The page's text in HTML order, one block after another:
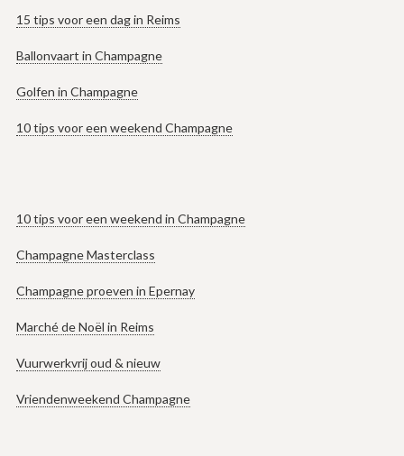
15 tips voor een dag in Reims
Ballonvaart in Champagne
Golfen in Champagne
10 tips voor een weekend Champagne
10 tips voor een weekend in Champagne
Champagne Masterclass
Champagne proeven in Epernay
Marché de Noël in Reims
Vuurwerkvrij oud & nieuw
Vriendenweekend Champagne